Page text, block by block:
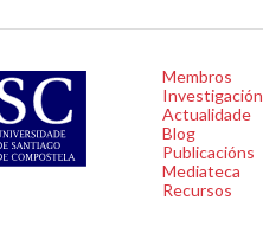
Membros
Investigación
Actualidade
Blog
Publicacións
Mediateca
Recursos